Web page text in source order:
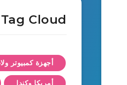
Tag Cloud
أجهزة كمبيوتر
أمريكا وكندا